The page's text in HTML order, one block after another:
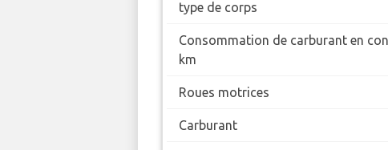
type de corps
Consommation de carburant en
km
Roues motrices
Carburant